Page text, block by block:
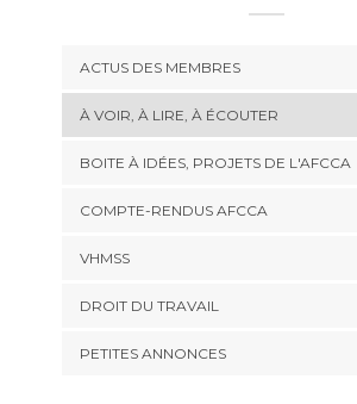
ACTUS DES MEMBRES
À VOIR, À LIRE, À ÉCOUTER
BOITE À IDÉES, PROJETS DE L'AFCCA
COMPTE-RENDUS AFCCA
VHMSS
DROIT DU TRAVAIL
PETITES ANNONCES